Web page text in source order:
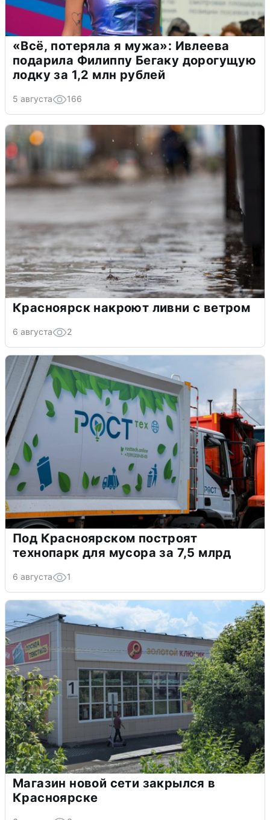
«Всё, потеряла я мужа»: Ивлеева
подарила Филиппу Бегаку дорогущую
лодку за 1,2 млн рублей
5 августа 166
Красноярск накроют ливни с ветром
6 августа 2
Под Красноярском построят
технопарк для мусора за 7,5 млрд
6 августа 1
Магазин новой сети закрылся в
Красноярске